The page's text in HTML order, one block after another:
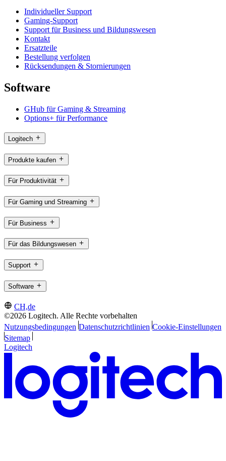
Individueller Support
Gaming-Support
Support für Business und Bildungswesen
Kontakt
Ersatzteile
Bestellung verfolgen
Rücksendungen & Stornierungen
Software
GHub für Gaming & Streaming
Options+ für Performance
Logitech
Produkte kaufen
Für Produktivität
Für Gaming und Streaming
Für Business
Für das Bildungswesen
Support
Software
CH,de
©2026 Logitech. Alle Rechte vorbehalten
Nutzungsbedingungen Datenschutzrichtlinien Cookie-Einstellungen
Sitemap
Logitech